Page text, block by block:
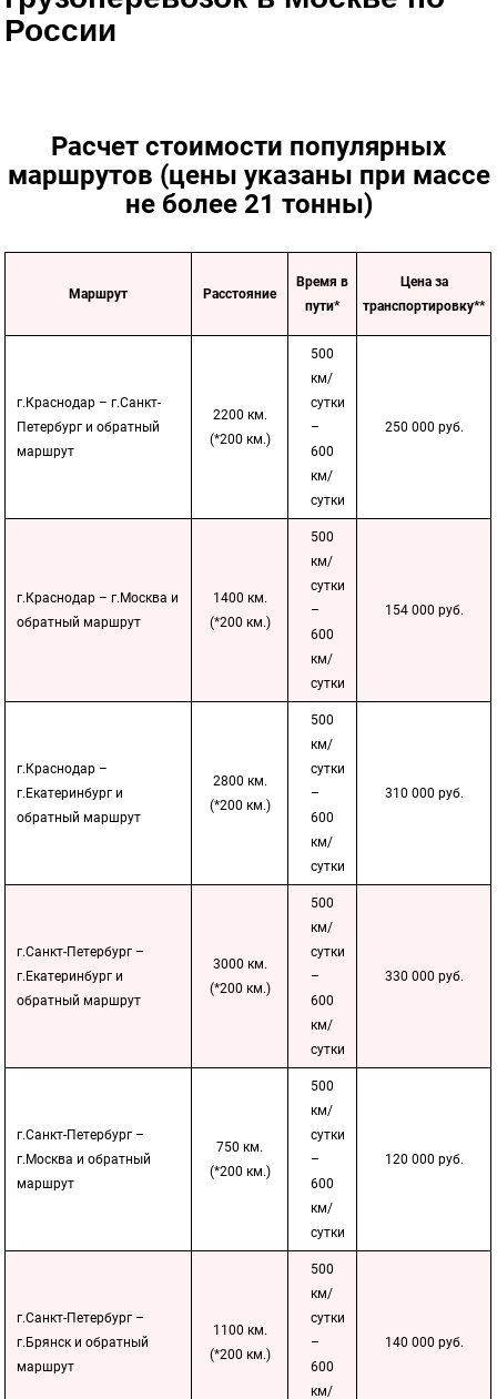
России
Расчет стоимости популярных
маршрутов (цены указаны при массе
не более 21 тонны)
Маршрут Расстояние
Время в
пути*
Цена за
транспортировку**
г.Краснодар – г.Санкт-
Петербург и обратный
маршрут
2200 км.
(*200 км.)
500
км/
сутки
–
600
км/
сутки
250 000 руб.
г.Краснодар – г.Москва и
обратный маршрут
1400 км.
(*200 км.)
500
км/
сутки
–
600
км/
сутки
154 000 руб.
г.Краснодар –
г.Екатеринбург и
обратный маршрут
2800 км.
(*200 км.)
500
км/
сутки
–
600
км/
сутки
310 000 руб.
г.Санкт-Петербург –
г.Екатеринбург и
обратный маршрут
3000 км.
(*200 км.)
500
км/
сутки
–
600
км/
сутки
330 000 руб.
г.Санкт-Петербург –
г.Москва и обратный
маршрут
750 км.
(*200 км.)
500
км/
сутки
–
600
км/
сутки
120 000 руб.
г.Санкт-Петербург –
г.Брянск и обратный
маршрут
1100 км.
(*200 км.)
500
км/
сутки
–
600
км/
140 000 руб.